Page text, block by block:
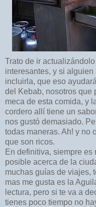
Trato de ir
interesantes, y si
incluirla, que eso
del Kebab, nosotros que
meca de esta comida, y
cordero allí tiene un
nos gustó demasiado.
todas maneras. Ah! y no
que son ricos.
En definitiva, siempre
posible acerca de la
muchas guías de viajes,
mas me gusta es la
lectura, pero si te va a
tienes poco tiempo no